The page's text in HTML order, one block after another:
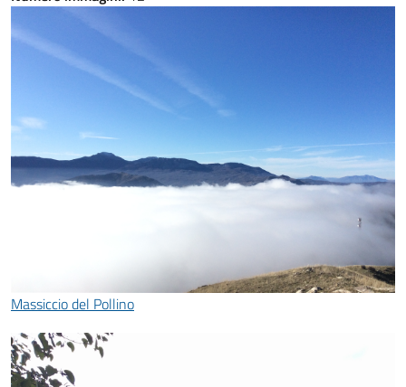
Massiccio del Pollino